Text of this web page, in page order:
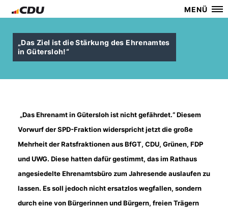
MENÜ
Das Ziel ist die Stärkung des Ehrenamtes
in Gütersloh!“
Das Ehrenamt in Gütersloh ist nicht gefährdet.“ Diesem
Vorwurf der SPD-Fraktion widerspricht jetzt die große
Mehrheit der Ratsfraktionen aus BfGT, CDU, Grünen, FDP
und UWG. Diese hatten dafür gestimmt, das im Rathaus
angesiedelte Ehrenamtsbüro zum Jahresende auslaufen zu
lassen. Es soll jedoch nicht ersatzlos wegfallen, sondern
durch eine von Bürgerinnen und Bürgern, freien Trägern